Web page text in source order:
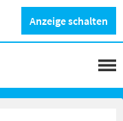
Anzeige schalten